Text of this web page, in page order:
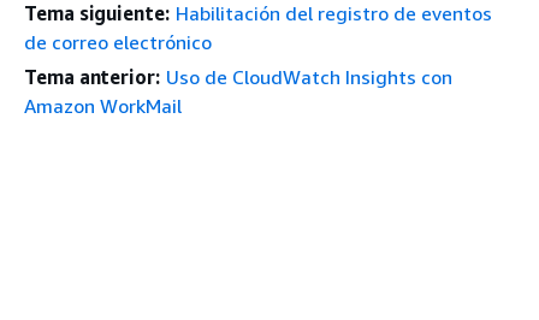
Tema siguiente: Habilitación del registro de eventos
de correo electrónico
Tema anterior: Uso de CloudWatch Insights con
Amazon WorkMail